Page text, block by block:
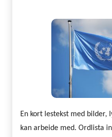
En kort lestekst med bilder,
kan arbeide med. Ordlista